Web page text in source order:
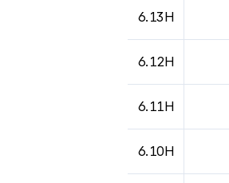
6.13H
6.12H
6.11H
6.10H